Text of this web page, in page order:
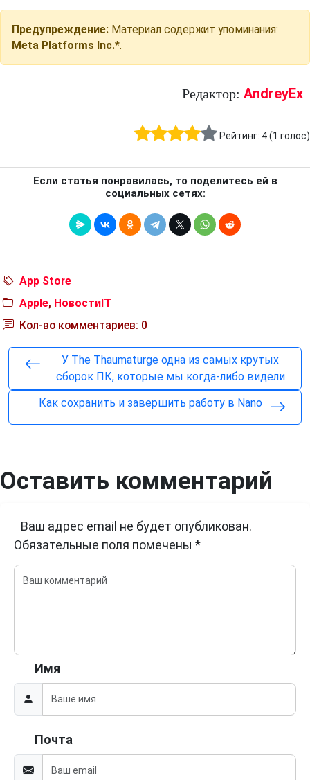
Предупреждение: Материал содержит упоминания:
Meta Platforms Inc.*.
Редактор: AndreyEx
Рейтинг: 4(1 голос)
Если статья понравилась, то поделитесь ей в
социальных сетях:
App Store
Apple, НовостиIT
Кол-во комментариев: 0
У The Thaumaturge одна из самых крутых
сборок ПК, которые мы когда-либо видели
Как сохранить и завершить работу в Nano
Оставить комментарий
Ваш адрес email не будет опубликован.
Обязательные поля помечены *
Имя
Почта